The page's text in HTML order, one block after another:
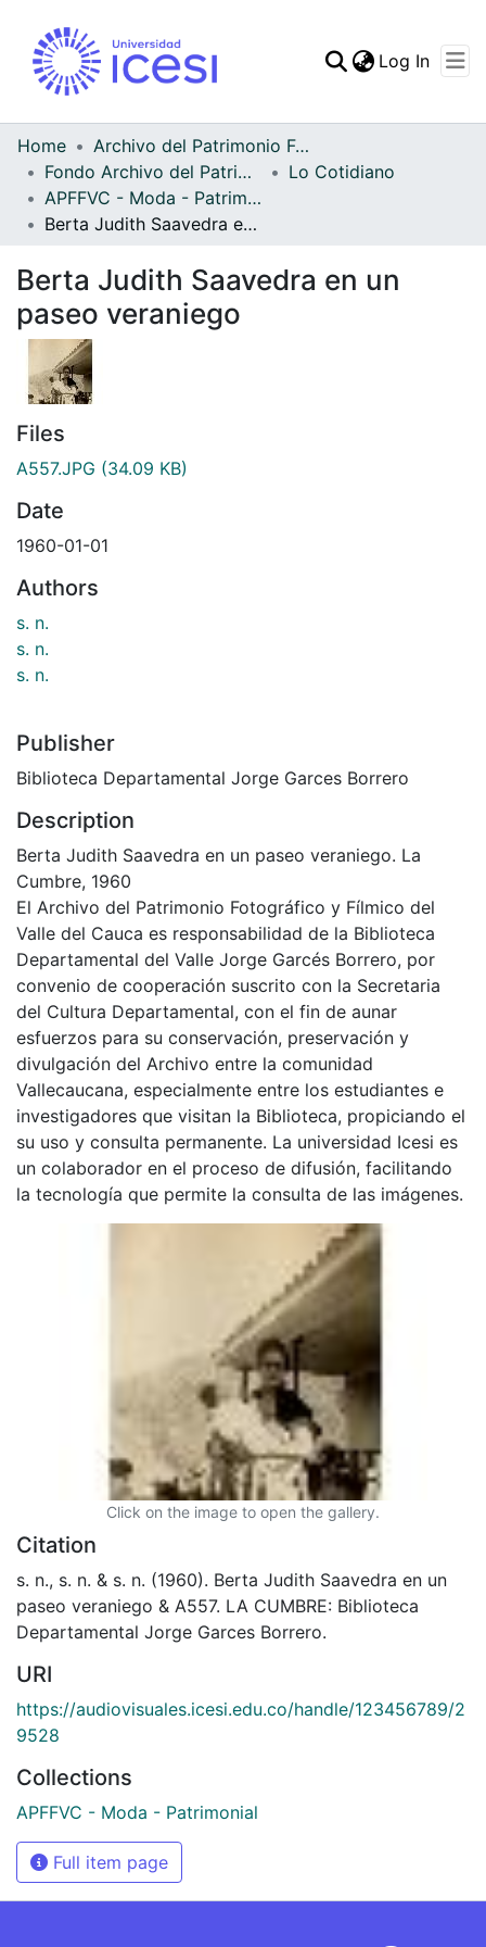
Statistics
Log In
Home
Archivo del Patrimonio Fotográfico y Fílmico del Valle del Cauca
Fondo Archivo del Patrimonio Fotográfico y Fílmico del Valle del Cauca
Lo Cotidiano
APFFVC - Moda - Patrimonial
Berta Judith Saavedra en un paseo veraniego
Berta Judith Saavedra en un
paseo veraniego
Files
A557.JPG (34.09 KB)
Date
1960-01-01
Authors
s. n.
s. n.
s. n.
Publisher
Biblioteca Departamental Jorge Garces Borrero
Description
Berta Judith Saavedra en un paseo veraniego. La
Cumbre, 1960
El Archivo del Patrimonio Fotográfico y Fílmico del
Valle del Cauca es responsabilidad de la Biblioteca
Departamental del Valle Jorge Garcés Borrero, por
convenio de cooperación suscrito con la Secretaria
del Cultura Departamental, con el fin de aunar
esfuerzos para su conservación, preservación y
divulgación del Archivo entre la comunidad
Vallecaucana, especialmente entre los estudiantes e
investigadores que visitan la Biblioteca, propiciando el
su uso y consulta permanente. La universidad Icesi es
un colaborador en el proceso de difusión, facilitando
la tecnología que permite la consulta de las imágenes.
Click on the image to open the gallery.
Citation
s. n., s. n. & s. n. (1960). Berta Judith Saavedra en un
paseo veraniego & A557. LA CUMBRE: Biblioteca
Departamental Jorge Garces Borrero.
URI
https://audiovisuales.icesi.edu.co/handle/123456789/2
9528
Collections
APFFVC - Moda - Patrimonial
Full item page